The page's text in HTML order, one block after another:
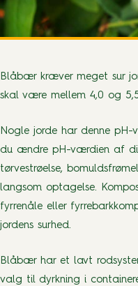
Blåbær kræver meget sur
skal være mellem 4,0 og
Nogle jorde har denne
du ændre pH-værdien af
tørvestrøelse,
langsom optagelse.
fyrrenåle eller
jordens surhed.
Blåbær har et lavt
valg til dyrkning i